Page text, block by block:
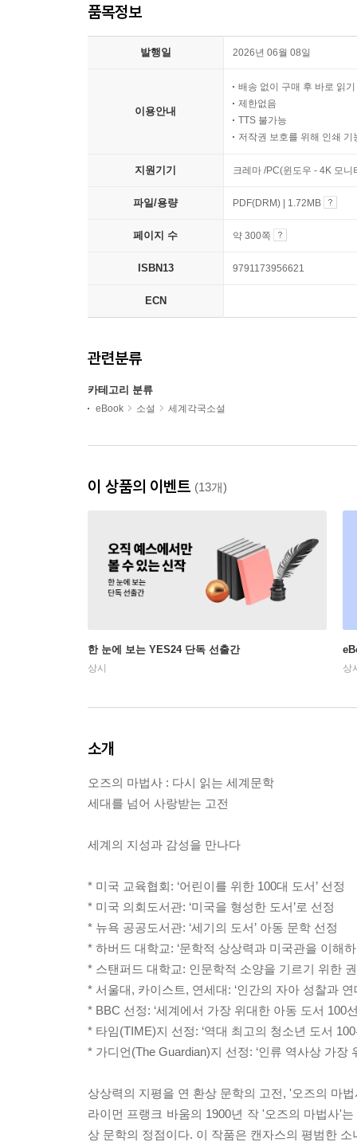
품목정보
발행일 2026년 06월 08일
이용안내
배송 없이 구매 후 바로 읽기
제한없음
TTS 불가능
저작권 보호를 위해 인쇄 기
지원기기 크레마 /PC(윈도우 - 4K 모
파일/용량 PDF(DRM) | 1.72MB
페이지 수 약 300쪽
ISBN13 9791173956621
ECN
관련분류
카테고리 분류
eBook 소설 세계각국소설
이 상품의 이벤트 (13개)
한 눈에 보는 YES24 단독 선출간
상시 상
소개
오즈의 마법사 : 다시 읽는 세계문학
세대를 넘어 사랑받는 고전
세계의 지성과 감성을 만나다
* 미국 교육협회: ‘어린이를 위한 100대 도서’ 선정
* 미국 의회도서관: ‘미국을 형성한 도서’로 선정
* 뉴욕 공공도서관: ‘세기의 도서’ 아동 문학 선정
* 하버드 대학교: ‘문학적 상상력과 미국관을 이해
* 스탠퍼드 대학교: 인문학적 소양을 기르기 위한
* 서울대, 카이스트, 연세대: ‘인간의 자아 성찰과
* BBC 선정: ‘세계에서 가장 위대한 아동 도서 100선
* 타임(TIME)지 선정: ‘역대 최고의 청소년 도서 100
* 가디언(The Guardian)지 선정: ‘인류 역사상 가장
상상력의 지평을 연 환상 문학의 고전, '오즈의 마
라이먼 프랭크 바움의 1900년 작 '오즈의 마법사'
상 문학의 정점이다. 이 작품은 캔자스의 평범한